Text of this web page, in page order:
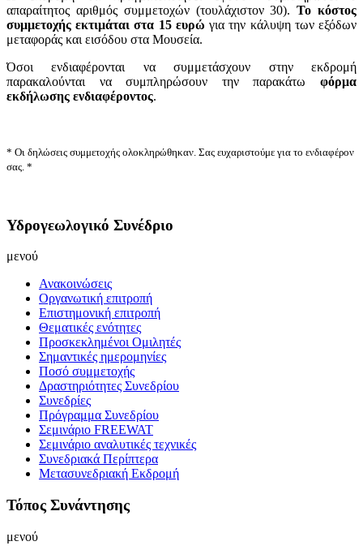
απαραίτητος αριθμός συμμετοχών (τουλάχιστον 30).Το κόστος
συμμετοχής εκτιμάται στα 15 ευρώ για την κάλυψη των εξόδων
μεταφοράς και εισόδου στα Μουσεία.
Όσοι ενδιαφέρονται να συμμετάσχουν στην εκδρομή
παρακαλούνται να συμπληρώσουν την παρακάτω φόρμα
εκδήλωσης ενδιαφέροντος.
* Οι δηλώσεις συμμετοχής ολοκληρώθηκαν. Σας ευχαριστούμε για το ενδιαφέρον
σας. *
Υδρογεωλογικό Συνέδριο
μενού
Ανακοινώσεις
Οργανωτική επιτροπή
Επιστημονική επιτροπή
Θεματικές ενότητες
Προσκεκλημένοι Ομιλητές
Σημαντικές ημερομηνίες
Ποσό συμμετοχής
Δραστηριότητες Συνεδρίου
Συνεδρίες
Πρόγραμμα Συνεδρίου
Σεμινάριο FREEWAT
Σεμινάριο αναλυτικές τεχνικές
Συνεδριακά Περίπτερα
Μετασυνεδριακή Εκδρομή
Τόπος Συνάντησης
μενού